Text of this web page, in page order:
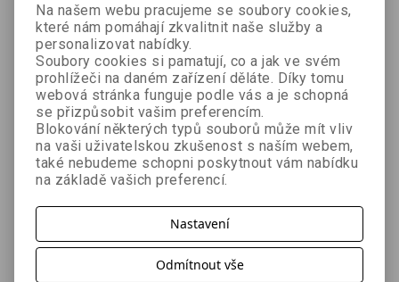
- 8 %
Vánoční obálka -
modrá s baňkami
14 Kč
Přidat do košíku
- 8 %
Vánoční obálka - šedá
se svíčkou
14 Kč
Přidat do košíku
Na našem webu pracujeme se soubory cookies,
které nám pomáhají zkvalitnit naše služby a
personalizovat nabídky.
Soubory cookies si pamatují, co a jak ve svém
prohlížeči na daném zařízení děláte. Díky tomu
webová stránka funguje podle vás a je schopná
se přizpůsobit vašim preferencím.
Blokování některých typů souborů může mít vliv
na vaši uživatelskou zkušenost s naším webem,
také nebudeme schopni poskytnout vám nabídku
na základě vašich preferencí.
Nastavení
Odmítnout vše